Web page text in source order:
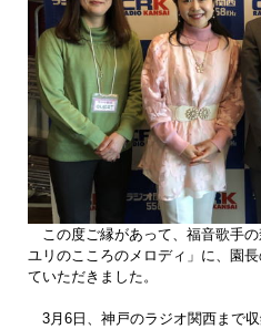
この度ご縁があって、福音歌手
ユリのこころのメロディ」に、園
ていただきました。
3月6日、神戸のラジオ関西まで収